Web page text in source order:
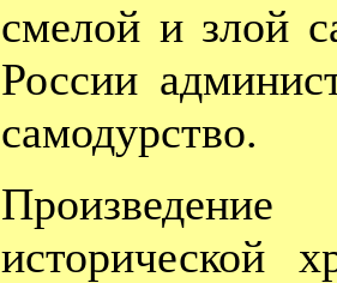
смелой и злой
России
самодурство.
исторической